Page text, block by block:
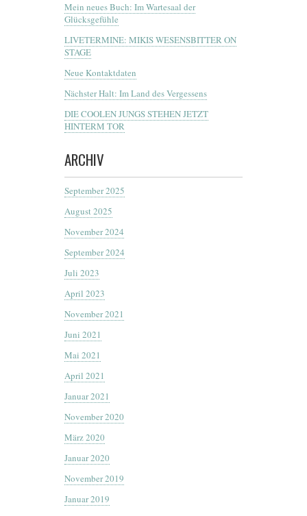
Mein neues Buch: Im Wartesaal der
Glücksgefühle
LIVETERMINE: MIKIS WESENSBITTER ON
STAGE
Neue Kontaktdaten
Nächster Halt: Im Land des Vergessens
DIE COOLEN JUNGS STEHEN JETZT
HINTERM TOR
ARCHIV
September 2025
August 2025
November 2024
September 2024
Juli 2023
April 2023
November 2021
Juni 2021
Mai 2021
April 2021
Januar 2021
November 2020
März 2020
Januar 2020
November 2019
Januar 2019